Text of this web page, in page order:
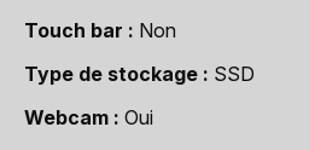
Touch bar
Non
Type de stockage
SSD
Webcam
Oui